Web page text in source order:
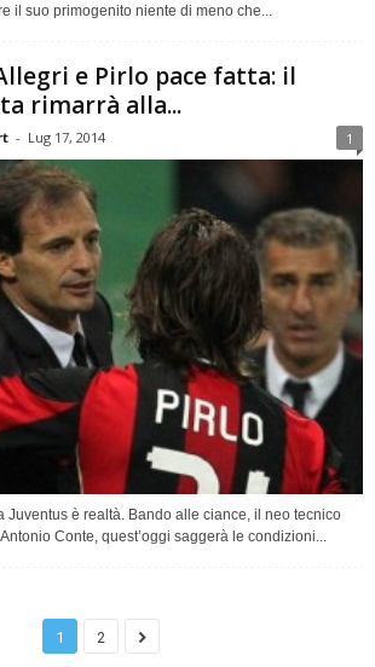
il suo primogenito niente di meno che...
Allegri e Pirlo pace fatta: il
rimarrà alla...
- Lug 17, 2014 1
Juventus è realtà. Bando alle ciance, il neo tecnico
Conte, quest’oggi saggerà le condizioni...
1 2